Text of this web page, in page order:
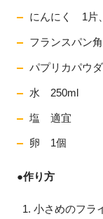
にんにく 1片
フランスパン
パプリカパウ
水 250ml
塩 適宜
卵 1個
●作り方
小さめのフラ